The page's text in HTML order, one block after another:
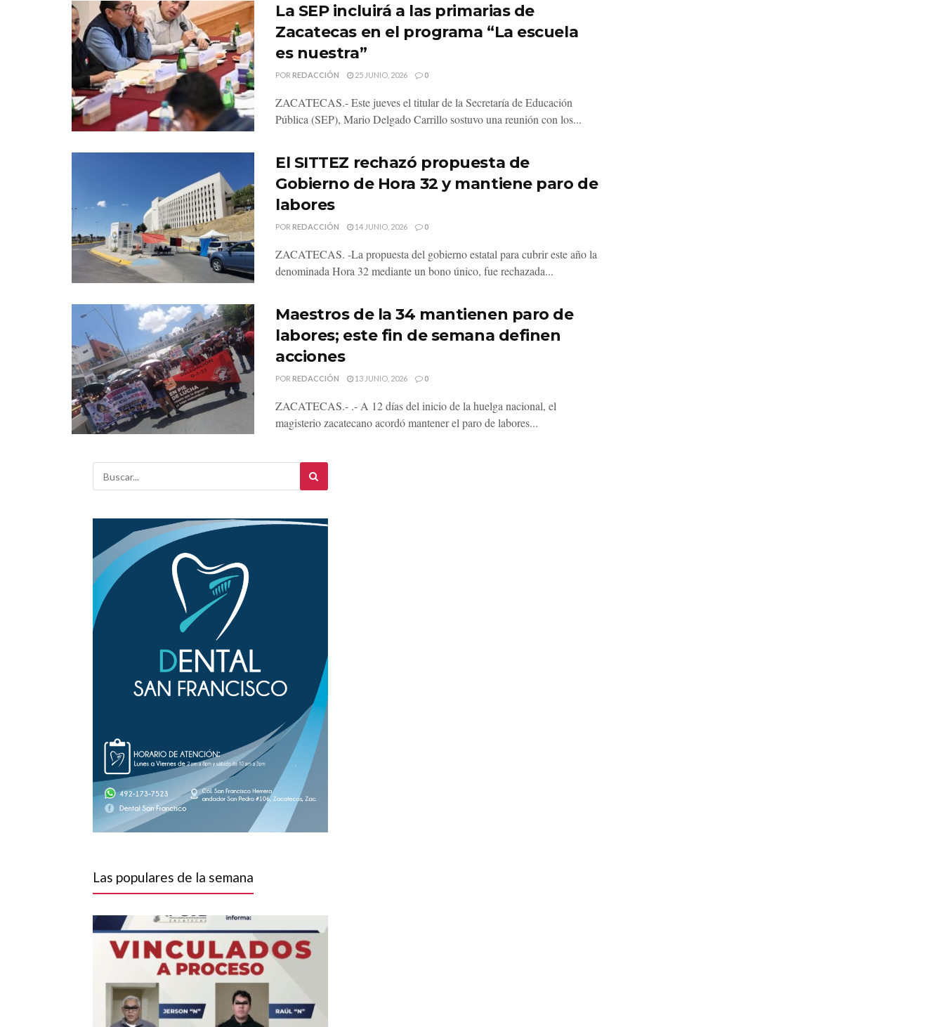
La SEP incluirá a las primarias de
Zacatecas en el programa “La escuela
es nuestra”
POR REDACCIÓN 25 JUNIO, 2026 0
ZACATECAS.- Este jueves el titular de la Secretaría de Educación
Pública (SEP), Mario Delgado Carrillo sostuvo una reunión con los...
El SITTEZ rechazó propuesta de
Gobierno de Hora 32 y mantiene paro de
labores
POR REDACCIÓN 14 JUNIO, 2026 0
ZACATECAS. -La propuesta del gobierno estatal para cubrir este año la
denominada Hora 32 mediante un bono único, fue rechazada...
Maestros de la 34 mantienen paro de
labores; este fin de semana definen
acciones
POR REDACCIÓN 13 JUNIO, 2026 0
ZACATECAS.- .- A 12 días del inicio de la huelga nacional, el
magisterio zacatecano acordó mantener el paro de labores...
Las populares de la semana